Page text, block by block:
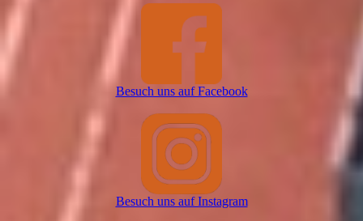
Besuch uns auf Facebook
Besuch uns auf Instagram